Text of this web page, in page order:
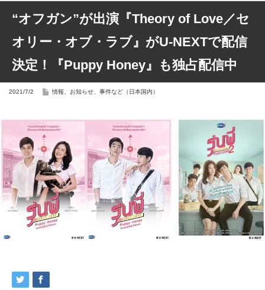
“オフガン”が出演『Theory of Love／セ
オリー・オブ・ラブ』がU-NEXTで配信
決定！『Puppy Honey』も独占配信中
2021/7/2 情報、お知らせ、事件など（日本国内）